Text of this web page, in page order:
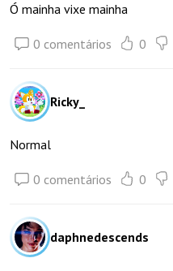
Ó mainha vixe mainha
0 comentários 0
Ricky_
Normal
0 comentários 0
daphnedescends